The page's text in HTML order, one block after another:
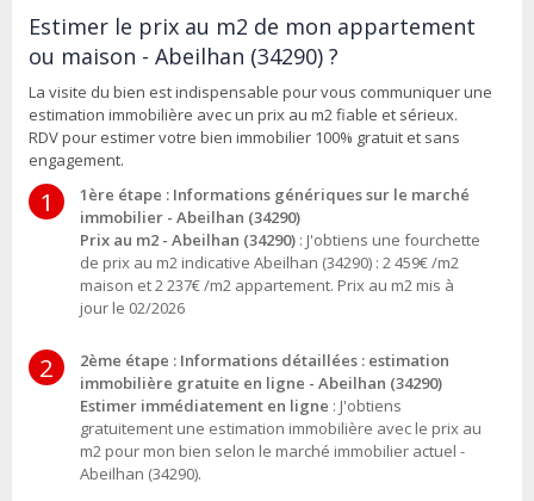
Estimer le prix au m2 de mon appartement
ou maison - Abeilhan (34290) ?
La visite du bien est indispensable pour vous communiquer une
estimation immobilière avec un prix au m2 fiable et sérieux.
RDV pour estimer votre bien immobilier 100% gratuit et sans
engagement.
1
1ère étape : Informations génériques sur le marché
immobilier - Abeilhan (34290)
Prix au m2 - Abeilhan (34290) : J'obtiens une fourchette
de prix au m2 indicative Abeilhan (34290) : 2 459€ /m2
maison et 2 237€ /m2 appartement. Prix au m2 mis à
jour le 02/2026
2
2ème étape : Informations détaillées : estimation
immobilière gratuite en ligne - Abeilhan (34290)
Estimer immédiatement en ligne : J'obtiens
gratuitement une estimation immobilière avec le prix au
m2 pour mon bien selon le marché immobilier actuel -
Abeilhan (34290).